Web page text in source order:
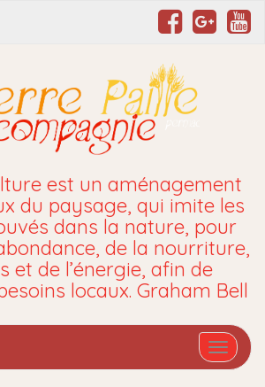
est un aménagement
du paysage, qui imite les
dans la nature, pour
de la nourriture,
et de l’énergie, afin de
locaux. Graham Bell